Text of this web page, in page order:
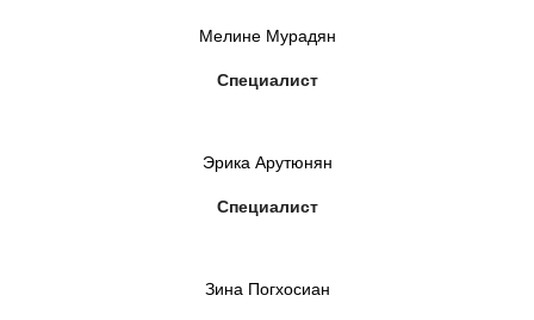
Мелине Мурадян
Специалист
Эрика Арутюнян
Специалист
Зина Погхосиан